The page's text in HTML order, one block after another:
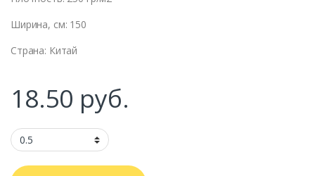
Ширина, см: 150
Страна: Китай
18.50 руб.